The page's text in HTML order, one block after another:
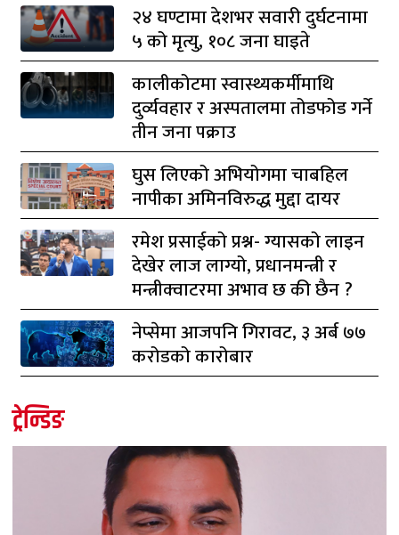
२४ घण्टामा देशभर सवारी दुर्घटनामा
५ को मृत्यु, १०८ जना घाइते
कालीकोटमा स्वास्थ्यकर्मीमाथि
दुर्व्यवहार र अस्पतालमा तोडफोड गर्ने
तीन जना पक्राउ
घुस लिएको अभियोगमा चाबहिल
नापीका अमिनविरुद्ध मुद्दा दायर
रमेश प्रसाईको प्रश्न- ग्यासको लाइन
देखेर लाज लाग्यो, प्रधानमन्त्री र
मन्त्रीक्वाटरमा अभाव छ की छैन ?
नेप्सेमा आजपनि गिरावट, ३ अर्ब ७७
करोडको कारोबार
ट्रेन्डिङ